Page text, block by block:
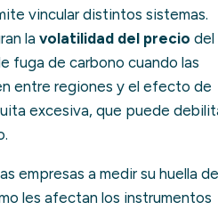
vincular distintos sistemas.
la volatilidad del precio del
fuga de carbono cuando las
entre regiones y el efecto de
excesiva, que puede
empresas a medir su huella de
les afectan los instrumentos